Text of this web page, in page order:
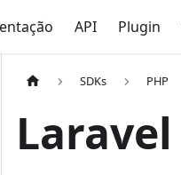
API Plugin
SDKs PHP
Laravel